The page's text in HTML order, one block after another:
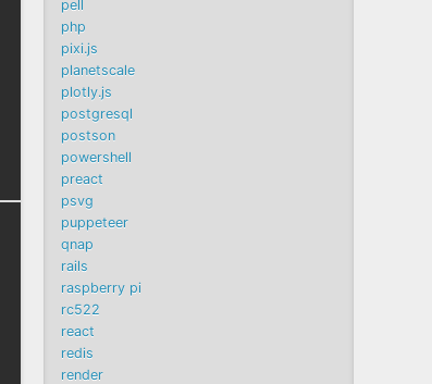
pell
php
pixi.js
planetscale
plotly.js
postgresql
postson
powershell
preact
psvg
puppeteer
qnap
rails
raspberry pi
rc522
react
redis
render